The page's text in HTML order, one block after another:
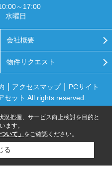
～17:00
水曜日
会社概要
物件リクエスト
アクセスマップ
PCサイト
セット All rights reserved.
況把握、サービス向上検討を目的と
ます。
いて」 をご確認ください。
る